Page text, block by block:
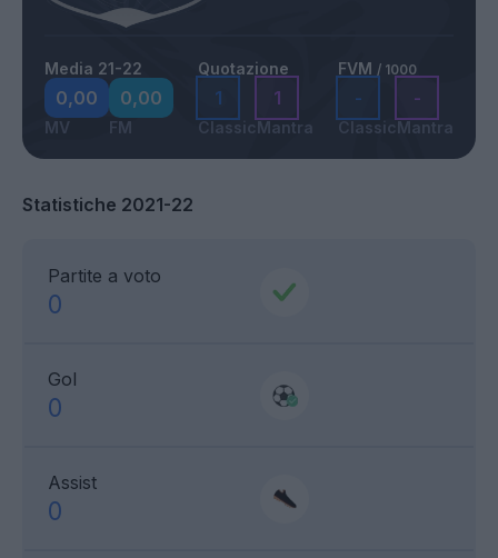
Media 21-22
0,00
MV
0,00
FM
Quotazione
1
Classic
1
Mantra
FVM / 1000
-
Classic
-
Mantra
Statistiche 2021-22
Partite a voto
0
Gol
0
Assist
0